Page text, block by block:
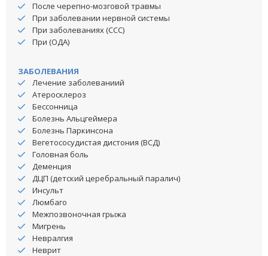
После черепно-мозговой травмы
При заболевании нервной системы
При заболеваниях (ССС)
При (ОДА)
ЗАБОЛЕВАНИЯ
Лечение заболеваниий
Атеросклероз
Бессонница
Болезнь Альцгеймера
Болезнь Паркинсона
Вегетососудистая дистония (ВСД)
Головная боль
Деменция
ДЦП (детский церебральный паралич)
Инсульт
Люмбаго
Межпозвоночная грыжа
Мигрень
Невралгия
Неврит